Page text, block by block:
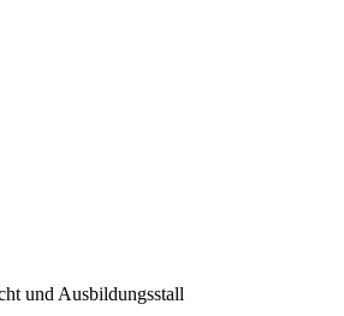
und Ausbildungsstall